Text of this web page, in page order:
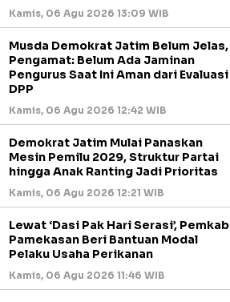
Kamis, 06 Agu 2026 13:09 WIB
Musda Demokrat Jatim Belum Jelas,
Pengamat: Belum Ada Jaminan
Pengurus Saat Ini Aman dari Evaluasi
DPP
Kamis, 06 Agu 2026 12:42 WIB
Demokrat Jatim Mulai Panaskan
Mesin Pemilu 2029, Struktur Partai
hingga Anak Ranting Jadi Prioritas
Kamis, 06 Agu 2026 12:21 WIB
Lewat ‘Dasi Pak Hari Serasi’, Pemkab
Pamekasan Beri Bantuan Modal
Pelaku Usaha Perikanan
Kamis, 06 Agu 2026 11:46 WIB